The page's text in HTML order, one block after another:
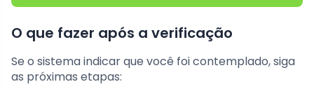
O que fazer após a verificação
Se o sistema indicar que você foi contemplado, siga
as próximas etapas: